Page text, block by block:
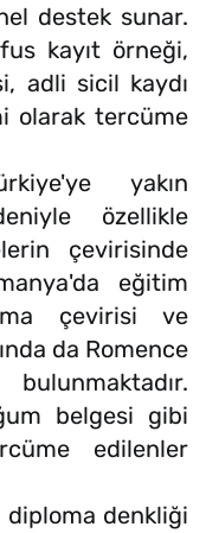
destek sunar.
kayıt örneği,
adli sicil kaydı
olarak tercüme
yakın
özellikle
çevirisinde
eğitim
çevirisi ve
da Romence
belgesi gibi
edilenler
denkliği